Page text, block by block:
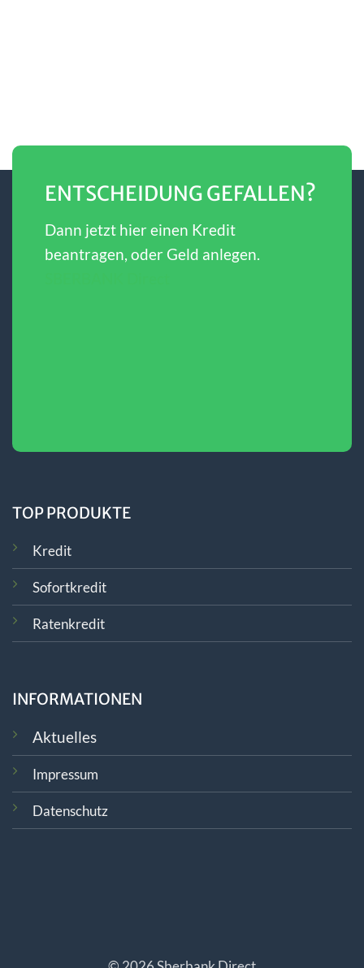
ENTSCHEIDUNG GEFALLEN?
Dann jetzt hier einen Kredit
beantragen, oder Geld anlegen.
TOP PRODUKTE
Kredit
Sofortkredit
Ratenkredit
INFORMATIONEN
Aktuelles
Impressum
Datenschutz